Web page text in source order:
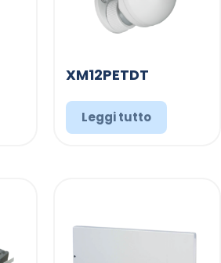
XM12PETDT
Leggi tutto